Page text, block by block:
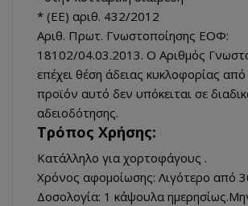
* (ΕΕ) αριθ. 432/2012
Αριθ. Πρωτ. Γνωστοποίησης ΕΟΦ:
18102/04.03.2013. Ο Αριθμός
επέχει θέση άδειας κυκλοφορίας
προϊόν αυτό δεν υπόκειται σε
αδειοδότησης.
Τρόπος Χρήσης:
Κατάλληλο για χορτοφάγους .
Χρόνος αφομοίωσης: Λιγότερο από
Δοσολογία: 1 κάψουλα